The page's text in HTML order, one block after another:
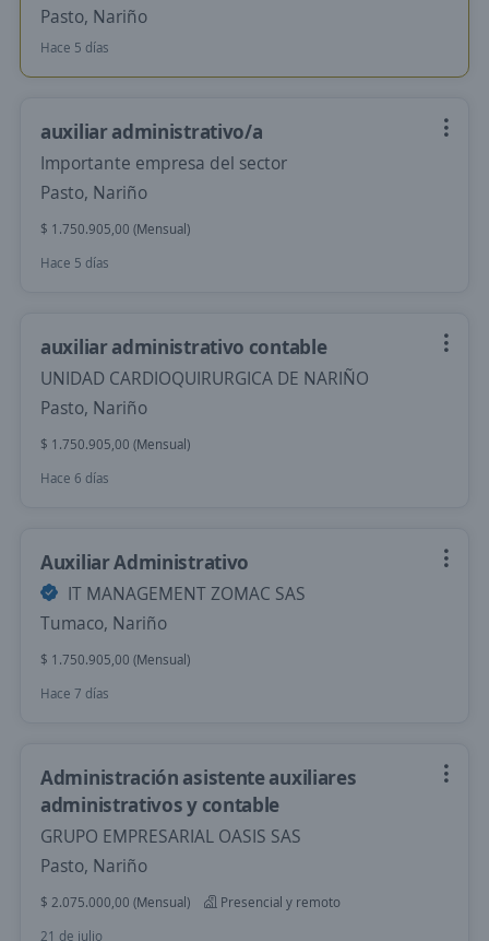
Pasto, Nariño
Hace 5 días
auxiliar administrativo/a
Importante empresa del sector
Pasto, Nariño
$ 1.750.905,00 (Mensual)
Hace 5 días
auxiliar administrativo contable
UNIDAD CARDIOQUIRURGICA DE NARIÑO
Pasto, Nariño
$ 1.750.905,00 (Mensual)
Hace 6 días
Auxiliar Administrativo
IT MANAGEMENT ZOMAC SAS
Tumaco, Nariño
$ 1.750.905,00 (Mensual)
Hace 7 días
Administración asistente auxiliares
administrativos y contable
GRUPO EMPRESARIAL OASIS SAS
Pasto, Nariño
$ 2.075.000,00 (Mensual)
Presencial y remoto
21 de julio